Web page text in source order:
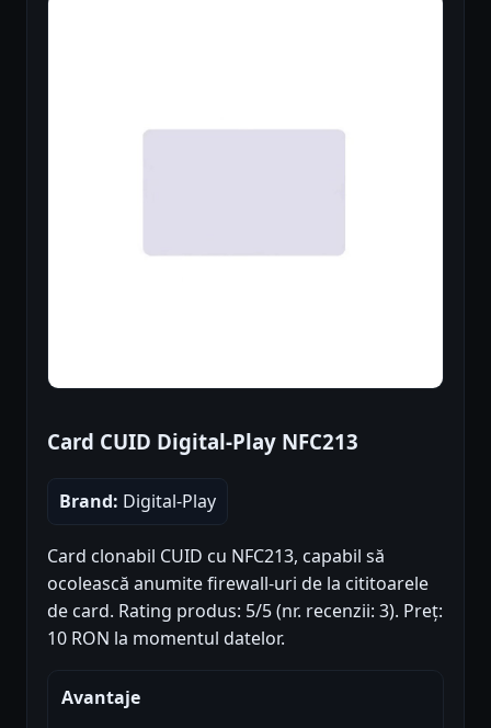
Card CUID Digital-Play NFC213
Brand: Digital-Play
Card clonabil CUID cu NFC213, capabil să
ocolească anumite firewall-uri de la cititoarele
de card. Rating produs: 5/5 (nr. recenzii: 3). Preț:
10 RON la momentul datelor.
Avantaje